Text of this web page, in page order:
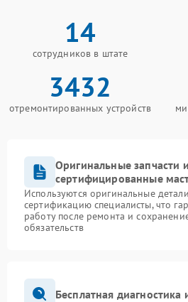
14
сотрудников в штате
3432
отремонтированных устройств
Оригинальные запчасти и
сертифицированные
Используются оригинальные
сертификацию специалисты, что
работу после ремонта и
обязательств
Бесплатная